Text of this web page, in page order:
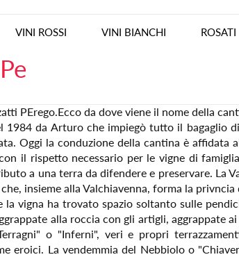
VINI ROSSI VINI BIANCHI ROSATI
PErego.Ecco da dove viene il nome della
1984 da Arturo che impiegò tutto il bagaglio
Oggi la conduzione della cantina è affidata
il rispetto necessario per le vigne di
a una terra da difendere e preservare. La
insieme alla Valchiavenna, forma la privncia
la vigna ha trovato spazio soltanto sulle
alla roccia con gli artigli, aggrappate
o "Inferni", veri e propri
eroici. La vendemmia del Nebbiolo o